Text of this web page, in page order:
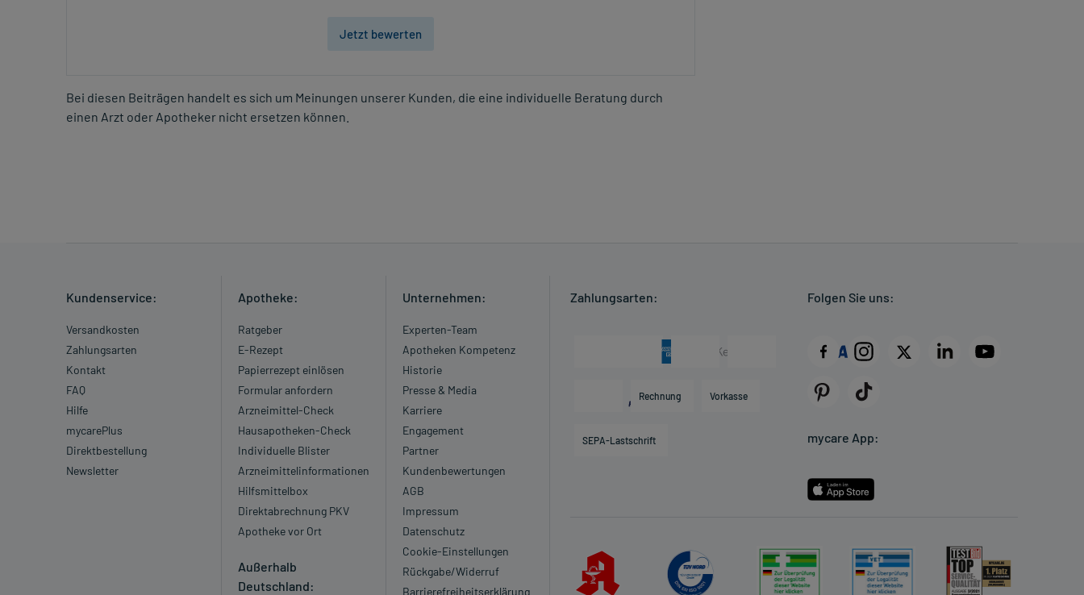
Jetzt bewerten
Bei diesen Beiträgen handelt es sich um Meinungen unserer Kunden, die eine individuelle Beratung durch
einen Arzt oder Apotheker nicht ersetzen können.
Kundenservice:
Versandkosten
Zahlungsarten
Kontakt
FAQ
Hilfe
mycarePlus
Direktbestellung
Newsletter
Apotheke:
Ratgeber
E-Rezept
Papierrezept einlösen
Formular anfordern
Arzneimittel-Check
Hausapotheken-Check
Individuelle Blister
Arzneimittelinformationen
Hilfsmittelbox
Direktabrechnung PKV
Apotheke vor Ort
Außerhalb
Deutschland:
Unternehmen:
Experten-Team
Apotheken Kompetenz
Historie
Presse & Media
Karriere
Engagement
Partner
Kundenbewertungen
AGB
Impressum
Datenschutz
Cookie-Einstellungen
Rückgabe/Widerruf
Barrierefreiheitserklärung
Zahlungsarten:
Rechnung Vorkasse
SEPA-Lastschrift
Folgen Sie uns:
mycare App: